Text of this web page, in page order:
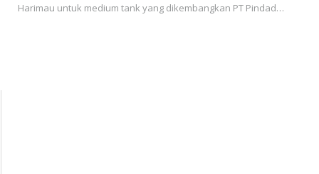
Harimau untuk medium tank yang dikembangkan PT Pindad…